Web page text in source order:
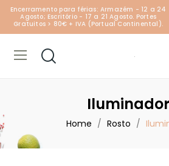
Encerramento para férias: Armazém - 12 a 24
Agosto; Escritório - 17 a 21 Agosto. Portes
Gratuitos > 80€ + IVA (Portual Continental).
Home Rosto